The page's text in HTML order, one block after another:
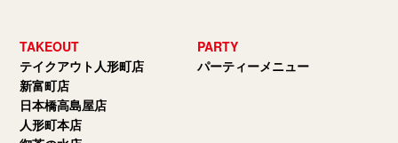
TAKEOUT
テイクアウト人形町店
新富町店
日本橋高島屋店
人形町本店
PARTY
パーティーメニュー